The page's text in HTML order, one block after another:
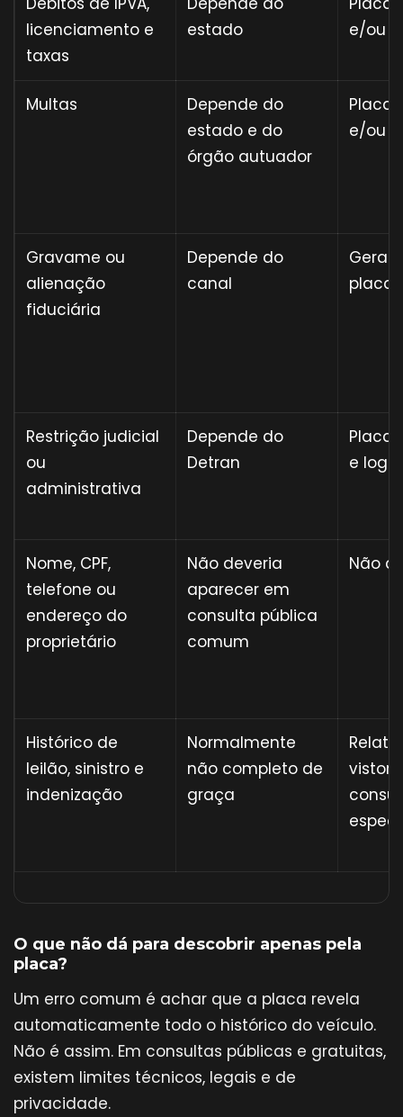
licenciamento e
taxas
estado
e/ou
Multas
Depende do
estado e do
órgão autuador
Placa,
e/ou
Gravame ou
alienação
fiduciária
Depende do
canal
placa
Restrição judicial
ou
administrativa
Depende do
Detran
Placa,
e login
Nome, CPF,
telefone ou
endereço do
proprietário
Não deveria
aparecer em
consulta pública
comum
Não
Histórico de
leilão, sinistro e
indenização
Normalmente
não completo de
graça
O que não dá para descobrir apenas pela
placa?
Um erro comum é achar que a placa revela
automaticamente todo o histórico do veículo.
Não é assim. Em consultas públicas e gratuitas,
existem limites técnicos, legais e de
privacidade.